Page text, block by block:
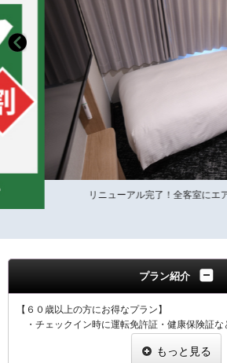
リニューアル完了！全客室にエアウィー
プラン紹介
【６０歳以上の方にお得なプラン】
・チェックイン時に運転免許証・健康保険証な
・プラン適用には１室につき１名様、証明証の
もっと見る